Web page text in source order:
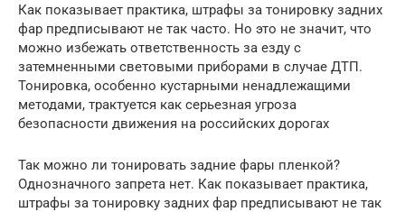
Как показывает практика, штрафы за тонировку задних
фар предписывают не так часто. Но это не значит, что
можно избежать ответственность за езду с
затемненными световыми приборами в случае ДТП.
Тонировка, особенно кустарными ненадлежащими
методами, трактуется как серьезная угроза
безопасности движения на российских дорогах
Так можно ли тонировать задние фары пленкой?
Однозначного запрета нет. Как показывает практика,
штрафы за тонировку задних фар предписывают не так